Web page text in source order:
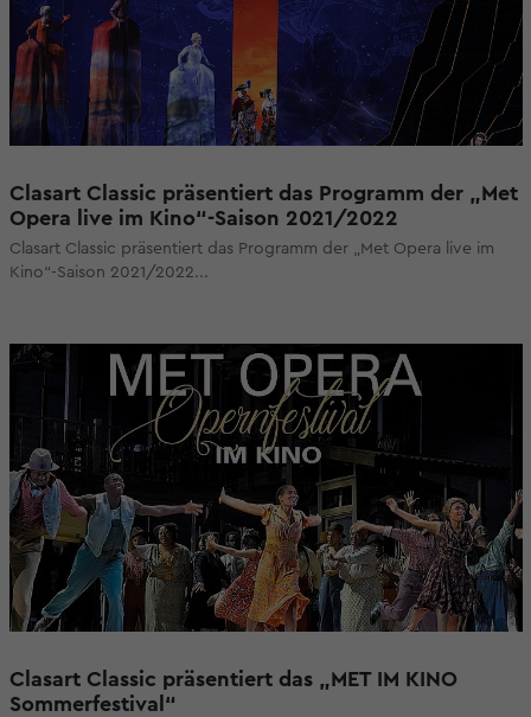
Clasart Classic präsentiert das Programm der „Met
Opera live im Kino“-Saison 2021/2022
Clasart Classic präsentiert das Programm der „Met Opera live im
Kino“-Saison 2021/2022...
Clasart Classic präsentiert das „MET IM KINO
Sommerfestival“